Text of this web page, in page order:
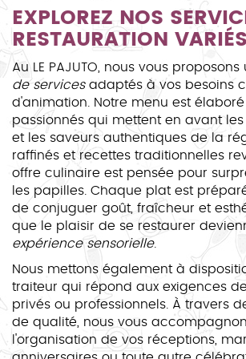
EXPLOREZ NOS
RESTAURATION VARIÉS
Au LE PAJUTO, nous vous proposons
de servicesadaptés à vos besoins
d'animation. Notre menu est
passionnés qui mettent en avant
et les saveurs authentiques de la
raffinés et recettes traditionnelles
offre culinaire est pensée pour
les papilles. Chaque plat est
de conjuguer goût, fraîcheur et
que le plaisir de se restaurer
expérience sensorielle.
Nous mettons également à
traiteur qui répond aux exigences
privés ou professionnels. À travers
de qualité, nous vous
l'organisation de vos réceptions,